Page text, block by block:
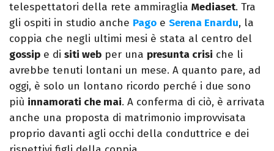
telespettatori della rete ammiraglia Mediaset. Tra
gli ospiti in studio anche Pago e Serena Enardu, la
coppia che negli ultimi mesi è stata al centro del
gossip e di siti web per una presunta crisi che li
avrebbe tenuti lontani un mese. A quanto pare, ad
oggi, è solo un lontano ricordo perché i due sono
più innamorati che mai. A conferma di ciò, è arrivata
anche una proposta di matrimonio improvvisata
proprio davanti agli occhi della conduttrice e dei